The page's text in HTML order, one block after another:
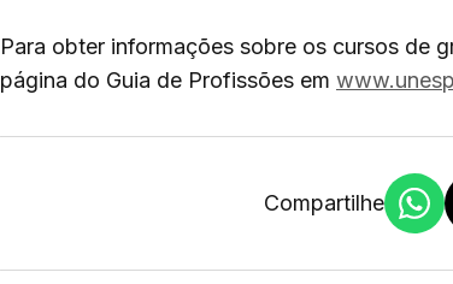
Para obter informações sobre os cursos de
página do Guia de Profissões em
Compartilhe